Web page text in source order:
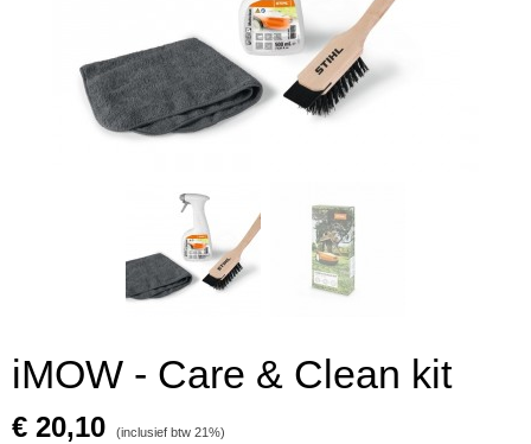
iMOW - Care & Clean kit
€ 20,10 (inclusief btw 21%)